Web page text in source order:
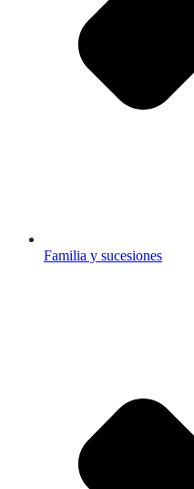
Familia y sucesiones